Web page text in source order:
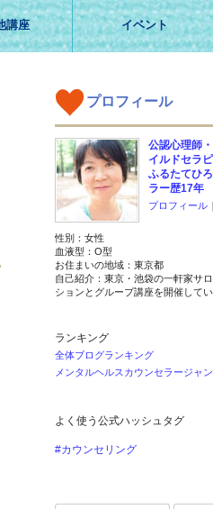
プロフィール
公認心理師
イルドセラ
ふるたてひ
ラー歴17年
プロフィール ｜
性別： 女性
血液型： O型
お住まいの地域： 東京都
自己紹介：東京・池袋の一軒家サ
ションとグループ講座を開催して
ランキング
全体ブログランキング
メンタルヘルスカウンセラージャ
よく使う公式ハッシュタグ
#カウンセリング
講座 イベント